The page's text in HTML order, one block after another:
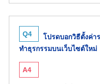
Q4
โปรดบอกวิธีตั้งค่า
ทำธุรกรรมบนเว็บไซต์ใหม่
A4